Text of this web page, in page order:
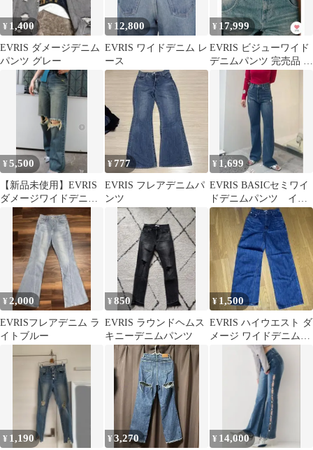
¥ 1,400
EVRIS ダメージデニム
パンツ グレー
¥ 12,800
EVRIS ワイドデニム レ
ース
¥ 17,999
EVRIS ビジューワイド
デニムパンツ 完売品 新
品 エヴリス
¥5,500
【新品未使用】EVRIS
ダメージワイドデニム
パンツ Sサイズ
¥ 777
EVRIS フレアデニムパ
ンツ
¥ 1,699
EVRIS BASICセミワイ
ドデニムパンツ イン
ディゴ
¥ 2,000
EVRISフレアデニム ラ
イトブルー
¥850
EVRIS ラウンドヘムス
キニーデニムパンツ
¥ 1,500
EVRIS ハイウエスト ダ
メージ ワイドデニムパ
¥ 1,190 ¥3,270 ¥ 14,000